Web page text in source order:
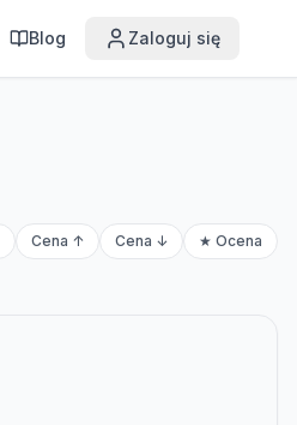
Blog Zaloguj się
Cena ↑ Cena ↓ ★ Ocena